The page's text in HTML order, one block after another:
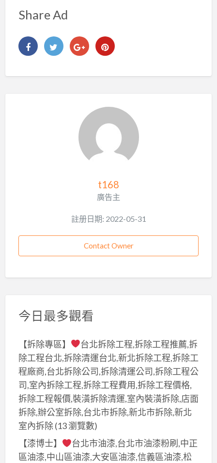
Share Ad
t168
廣告主
註册日期: 2022-05-31
Contact Owner
今日最多觀看
【拆除專區】
台北拆除工程,拆除工程推薦,拆
除工程台北,拆除清運台北,新北拆除工程,拆除工
程廠商,台北拆除公司,拆除清運公司,拆除工程公
司,室內拆除工程,拆除工程費用,拆除工程價格,
拆除工程報價,裝潢拆除清運,室內裝潢拆除,店面
拆除,辦公室拆除,台北市拆除,新北市拆除,新北
室內拆除(13 瀏覽數)
【漆博士】
台北市油漆,台北市油漆粉刷,中正
區油漆,中山區油漆,大安區油漆,信義區油漆,松